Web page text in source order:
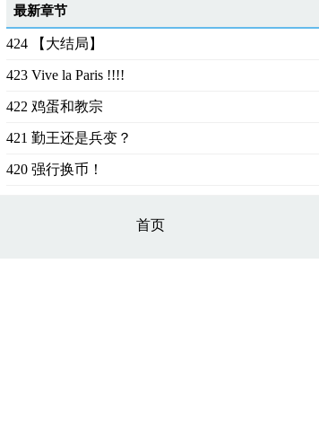
最新章节
424 【大结局】
423 Vive la Paris !!!!
422 鸡蛋和教宗
421 勤王还是兵变？
420 强行换币！
首页